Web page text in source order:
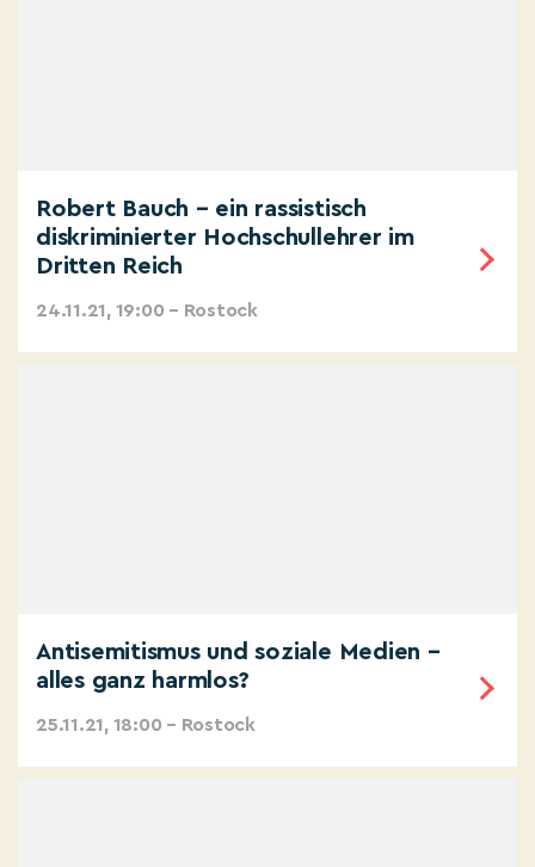
Robert Bauch – ein rassistisch
diskriminierter Hochschullehrer im
Dritten Reich
24.11.21, 19:00 – Rostock
Antisemitismus und soziale Medien –
alles ganz harmlos?
25.11.21, 18:00 – Rostock